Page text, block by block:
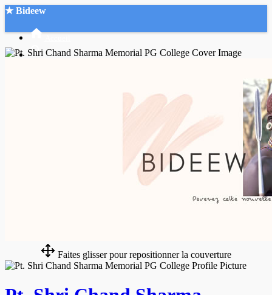
★ Bideew
Faites glisser pour repositionner la couverture